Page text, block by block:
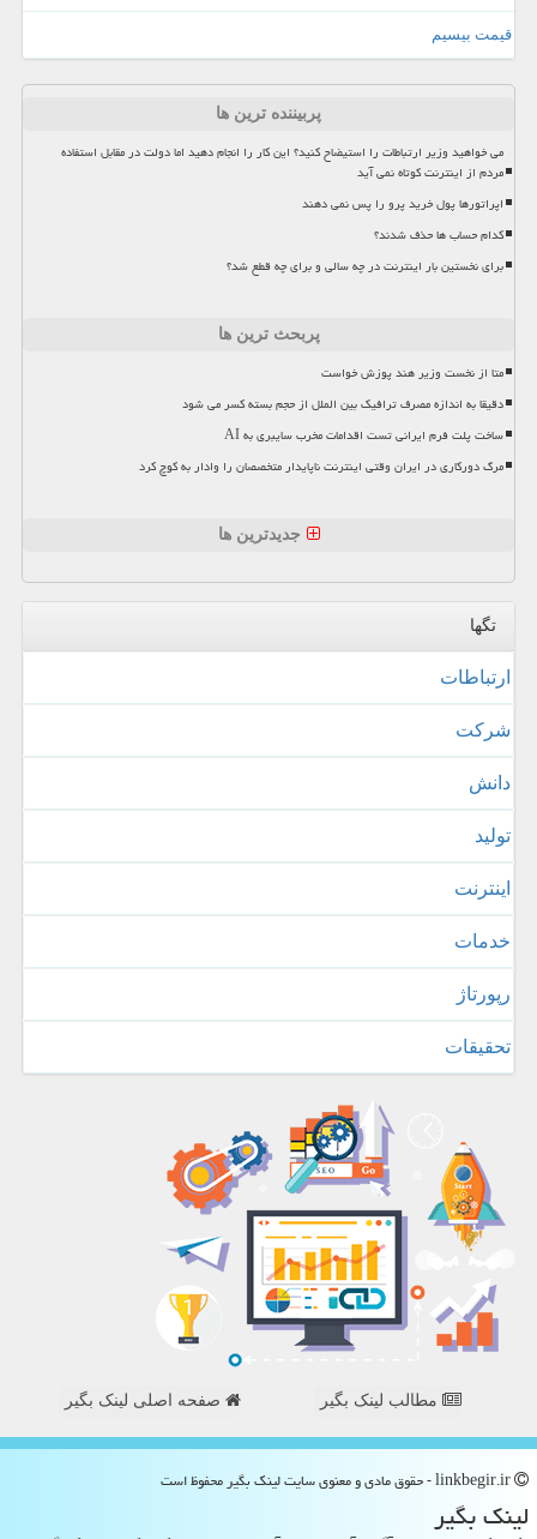
قیمت بیسیم
پربیننده ترین ها
می خواهید وزیر ارتباطات را استیضاح کنید؟ این کار را انجام دهید اما دولت در مقابل استفاده
مردم از اینترنت کوتاه نمی آید
اپراتورها پول خرید پرو را پس نمی دهند
کدام حساب ها حذف شدند؟
برای نخستین بار اینترنت در چه سالی و برای چه قطع شد؟
پربحث ترین ها
متا از نخست وزیر هند پوزش خواست
دقیقا به اندازه مصرف ترافیک بین الملل از حجم بسته کسر می شود
ساخت پلت فرم ایرانی تست اقدامات مخرب سایبری به AI
مرگ دورکاری در ایران وقتی اینترنت ناپایدار متخصصان را وادار به کوچ کرد
جدیدترین ها
تگها
ارتباطات
شركت
دانش
تولید
اینترنت
خدمات
رپورتاژ
تحقیقات
مطالب لینک بگیر صفحه اصلی لینک بگیر
لینك بگیر